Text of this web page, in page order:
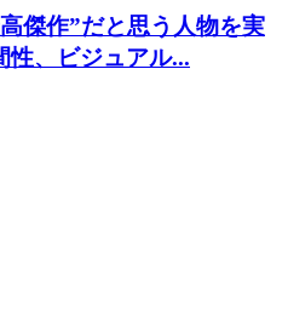
傑作”だと思う人物を実
性、ビジュアル...